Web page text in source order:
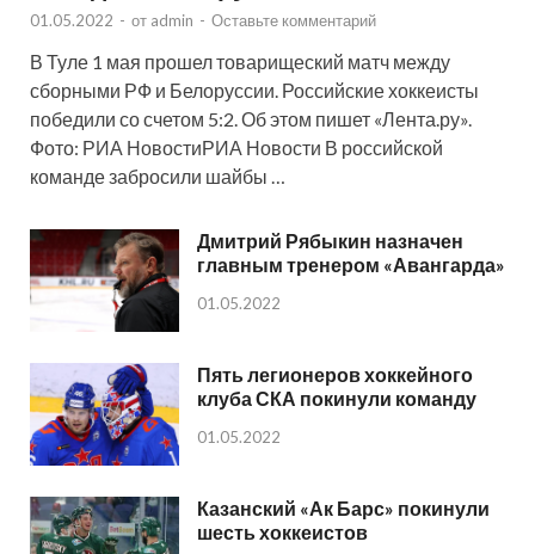
01.05.2022 - от admin - Оставьте комментарий
В Туле 1 мая прошел товарищеский матч между
сборными РФ и Белоруссии. Российские хоккеисты
победили со счетом 5:2. Об этом пишет «Лента.ру».
Фото: РИА НовостиРИА Новости В российской
команде забросили шайбы …
Дмитрий Рябыкин назначен
главным тренером «Авангарда»
01.05.2022
Пять легионеров хоккейного
клуба СКА покинули команду
01.05.2022
Казанский «Ак Барс» покинули
шесть хоккеистов